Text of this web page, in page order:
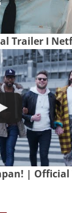
Trailer I
|